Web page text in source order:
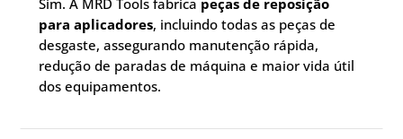
Sim. A MRD Tools fabrica peças de reposição
para aplicadores, incluindo todas as peças de
desgaste, assegurando manutenção rápida,
redução de paradas de máquina e maior vida útil
dos equipamentos.